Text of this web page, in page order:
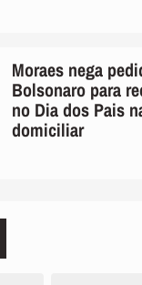
Moraes nega
Bolsonaro para
no Dia dos Pais
domiciliar